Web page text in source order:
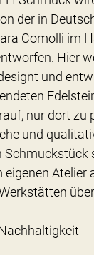
der in
Comolli im
Hier
und
nur dort zu
und
Schmuckstück
Atelier